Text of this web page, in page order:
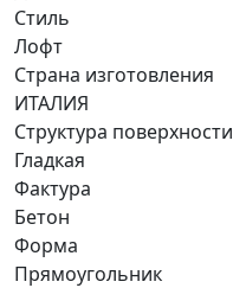
Стиль
Лофт
Страна изготовления
ИТАЛИЯ
Структура поверхности
Гладкая
Фактура
Бетон
Форма
Прямоугольник